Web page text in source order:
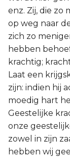
enz. Zij, die zo
op weg naar
zich zo
hebben
krachtig;
Laat een
zijn: indien hij
moedig hart
Geestelijke
onze
zowel in zijn
hebben wij